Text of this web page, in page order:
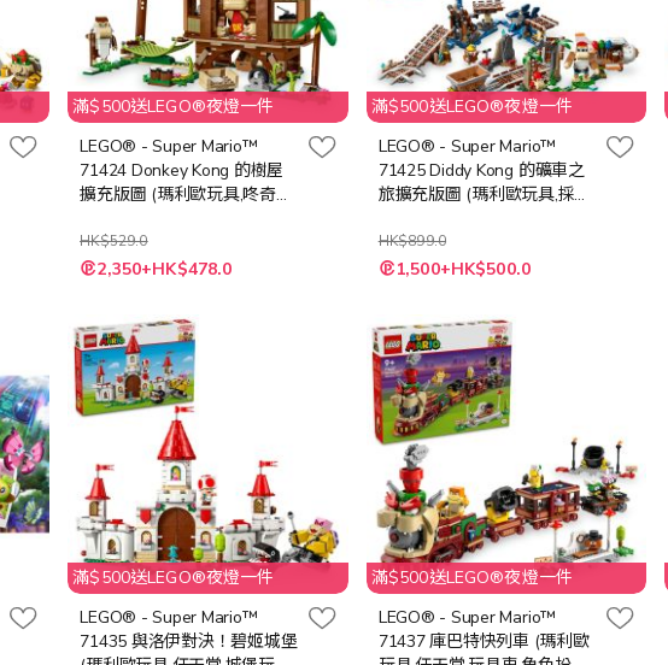
滿$500送LEGO®夜燈一件
LEGO® - Super Mario™
71424 Donkey Kong 的樹屋
擴充版圖 (瑪利歐玩具,咚奇剛
物)
HK$529.0
特
殊 2,350+HK$478.0
滿$500送LEGO®夜燈一件
LEGO® - Super Mario™
71425 Diddy Kong 的礦車之
旅擴充版圖 (瑪利歐玩具,採礦
HK$899.0
特
殊 1,500+HK$500.0
滿$500送LEGO®夜燈一件
LEGO® - Super Mario™
71435 與洛伊對決！碧姬城堡
滿$500送LEGO®夜燈一件
LEGO® - Super Mario™
71437 庫巴特快列車 (瑪利歐